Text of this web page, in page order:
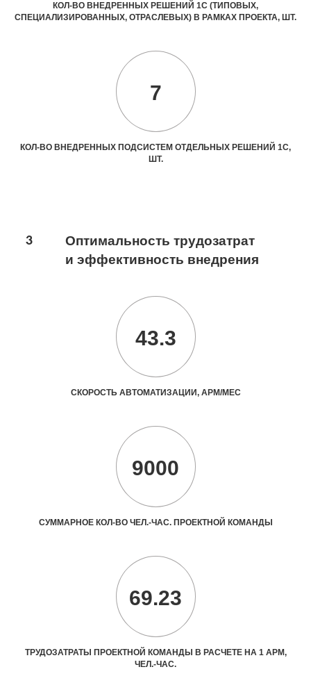
КОЛ-ВО ВНЕДРЕННЫХ РЕШЕНИЙ 1С (ТИПОВЫХ,
СПЕЦИАЛИЗИРОВАННЫХ, ОТРАСЛЕВЫХ) В РАМКАХ ПРОЕКТА, ШТ.
7
КОЛ-ВО ВНЕДРЕННЫХ ПОДСИСТЕМ ОТДЕЛЬНЫХ РЕШЕНИЙ 1С,
ШТ.
3
Оптимальность трудозатрат
и эффективность внедрения
43.3
СКОРОСТЬ АВТОМАТИЗАЦИИ, АРМ/МЕС
9000
СУММАРНОЕ КОЛ-ВО ЧЕЛ.-ЧАС. ПРОЕКТНОЙ КОМАНДЫ
69.23
ТРУДОЗАТРАТЫ ПРОЕКТНОЙ КОМАНДЫ В РАСЧЕТЕ НА 1 АРМ,
ЧЕЛ.-ЧАС.